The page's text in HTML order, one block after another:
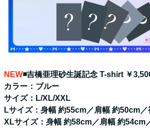
NEW◾️吉橋亜理砂生誕記念 T-shirt ￥
カラー：ブルー
サイズ：L/XL/XXL
Lサイズ：身幅 約55cm／肩幅 約50cm
XLサイズ：身幅 約58cm／肩幅 約54cm